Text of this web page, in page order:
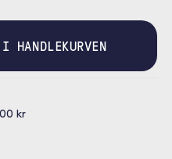
kr